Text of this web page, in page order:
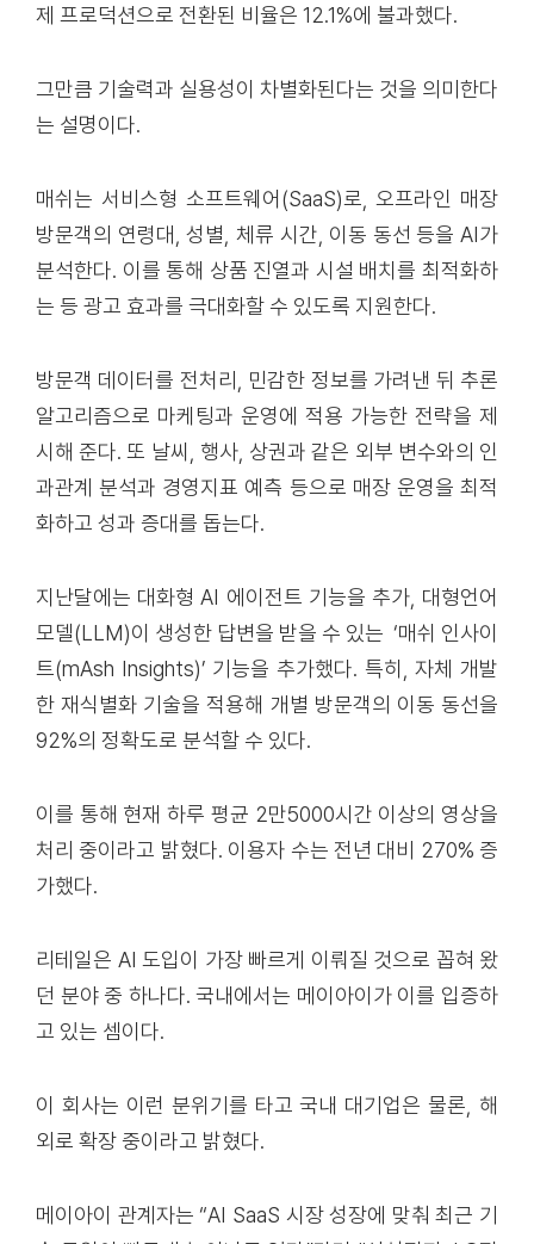
제 프로덕션으로 전환된 비율은 12.1%에 불과했다.
그만큼 기술력과 실용성이 차별화된다는 것을 의미한다
는 설명이다.
매쉬는 서비스형 소프트웨어(SaaS)로, 오프라인 매장
방문객의 연령대, 성별, 체류 시간, 이동 동선 등을 AI가
분석한다. 이를 통해 상품 진열과 시설 배치를 최적화하
는 등 광고 효과를 극대화할 수 있도록 지원한다.
방문객 데이터를 전처리, 민감한 정보를 가려낸 뒤 추론
알고리즘으로 마케팅과 운영에 적용 가능한 전략을 제
시해 준다. 또 날씨, 행사, 상권과 같은 외부 변수와의 인
과관계 분석과 경영지표 예측 등으로 매장 운영을 최적
화하고 성과 증대를 돕는다.
지난달에는 대화형 AI 에이전트 기능을 추가, 대형언어
모델(LLM)이 생성한 답변을 받을 수 있는 ‘매쉬 인사이
트(mAsh Insights)’ 기능을 추가했다. 특히, 자체 개발
한 재식별화 기술을 적용해 개별 방문객의 이동 동선을
92%의 정확도로 분석할 수 있다.
이를 통해 현재 하루 평균 2만5000시간 이상의 영상을
처리 중이라고 밝혔다. 이용자 수는 전년 대비 270% 증
가했다.
리테일은 AI 도입이 가장 빠르게 이뤄질 것으로 꼽혀 왔
던 분야 중 하나다. 국내에서는 메이아이가 이를 입증하
고 있는 셈이다.
이 회사는 이런 분위기를 타고 국내 대기업은 물론, 해
외로 확장 중이라고 밝혔다.
메이아이 관계자는 “AI SaaS 시장 성장에 맞춰 최근 기